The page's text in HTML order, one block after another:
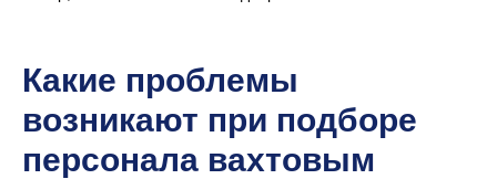
Какие проблемы
возникают при подборе
персонала вахтовым